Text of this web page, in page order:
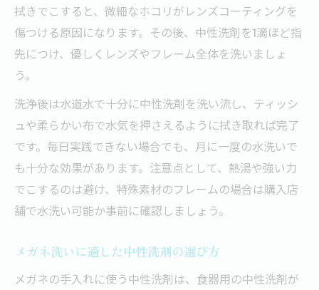
拭きでこすると、微細なホコリがレンズコーティングを
傷つける原因になります。その後、中性洗剤を1滴ほど指
先につけ、優しくレンズやフレーム全体を洗いましょ
う。
洗浄後は水道水で十分に中性洗剤を洗い流し、ティッシ
ュや柔らかい布で水気を押さえるように拭き取れば完了
です。毎日実践できない場合でも、月に一度の水洗いで
も十分な効果があります。注意点として、熱湯や強い力
でこするのは避け、特殊素材のフレームの場合は購入店
舗で水洗い可能か事前に確認しましょう。
メガネ洗いに適した中性洗剤の選び方
メガネの手入れに使う中性洗剤は、食器用の中性洗剤が